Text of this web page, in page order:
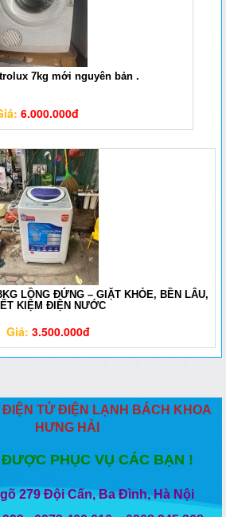
7kg mới nguyên bản .
6.000.000đ
LỒNG ĐỨNG – GIẶT KHỎE, BỀN LÂU,
KIỆM ĐIỆN NƯỚC
Giá: 3.500.000đ
ĐIỆN TỬ ĐIỆN LẠNH BÁCH KHOA
HƯNG HẢI
ĐƯỢC PHỤC VỤ CÁC BẠN !
279 Đội Cấn, Ba Đình, Hà Nội